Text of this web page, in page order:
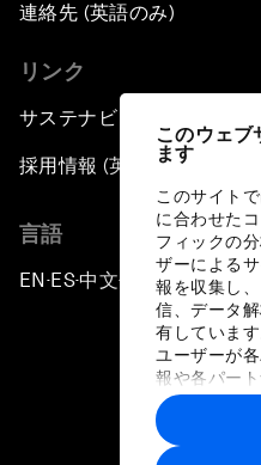
このウェ
ます
このサイト
に合わせた
フィックの
ザーによる
報を収集し
信、データ
有していま
ユーザーが
報や各パー
に収集され
トナーによ
す。
連絡先 (英語のみ)
リンク
サステナビリティへの取り
採用情報 (英語のみ)
言語
EN ▪ ES▪中文▪ 日本語
プライバシー